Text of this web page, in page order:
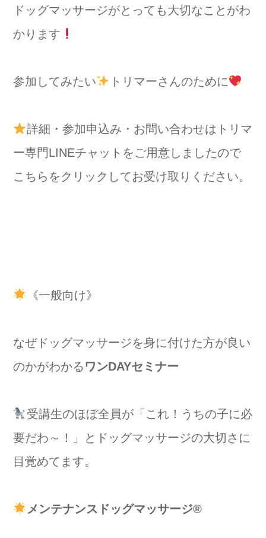
ドッグマッサージがとっても大切なことがわ
かります
参加してみたい トリマーさんのために
詳細・参加申込み・お問い合わせはトリマ
ー専門LINEチャットをご用意しましたので
こちらをクリックしてお受け取りください。
《一般向け》
なぜドッグマッサージを身に付けた方が良い
のかがわかるワンDAYセミナー
受講生のほぼ全員が「これ！うちの子に必
要だわ～！」とドッグマッサージの大切さに
目覚めてます。
メンテナンスドッグマッサージ®️